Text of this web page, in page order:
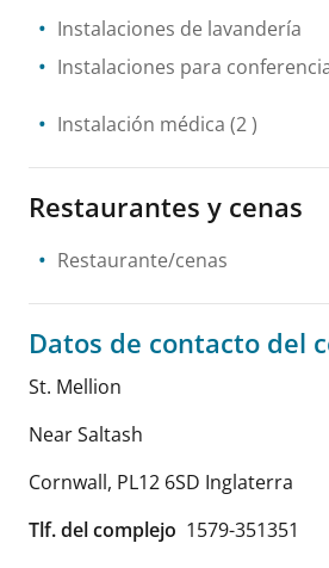
Instalaciones de lavandería
Instalaciones para
Instalación médica (2 )
Restaurantes y cenas
Restaurante/cenas
Datos de contacto del
St. Mellion
Near Saltash
Cornwall, PL12 6SD Inglaterra
Tlf. del complejo 1579-351351